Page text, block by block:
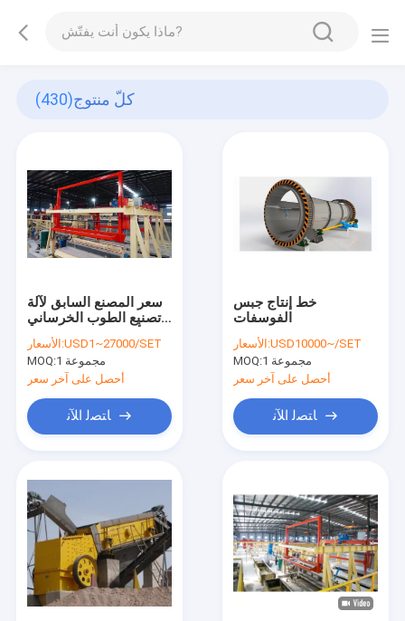
كلّ منتوج(430)
سعر المصنع السابق لآلة
تصنيع الطوب الخرساني
الأوتوماتيكية الجديدة -
380V منضدة التقليب
AAC Block Plant
Machinery
الأسعار:USD1~27000/SET
MOQ:
1 مجموعة
أحصل على آخر سعر
ﺎﺘﺼﻟ ﺍﻶﻧ
خط إنتاج جبس
الفوسفات
الأسعار:USD10000~/SET
MOQ:
1 مجموعة
أحصل على آخر سعر
ﺎﺘﺼﻟ ﺍﻶﻧ